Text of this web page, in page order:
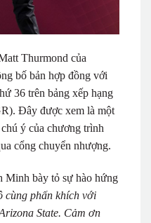
Thurmond của
bố bản hợp đồng với
36 trên bảng xếp hạng
Đây được xem là một
ý của chương trình
cổng chuyển nhượng.
Minh bày tỏ sự hào hứng
cùng phấn khích với
State. Cảm ơn